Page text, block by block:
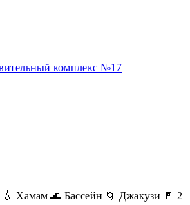
комплекс №17
💧 Хамам 🌊 Бассейн 🌀 Джакузи 🚪 2